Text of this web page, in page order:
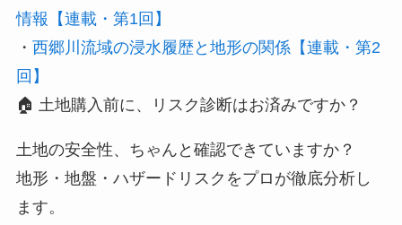
情報【連載・第1回】
・ 西郷川流域の浸水履歴と地形の関係【連載・第2
回】
🏠 土地購入前に、リスク診断はお済みですか？
土地の安全性、ちゃんと確認できていますか？
地形・地盤・ハザードリスクをプロが徹底分析し
ます。